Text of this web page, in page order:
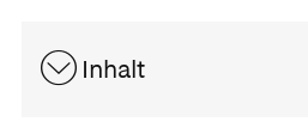
Inhalt